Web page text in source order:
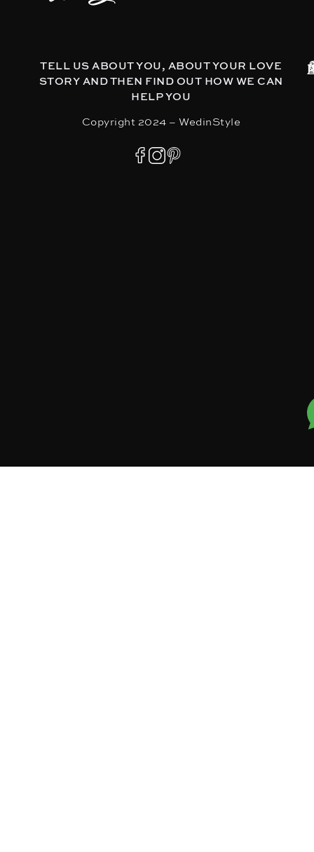
TELL US ABOUT YOU, ABOUT YOUR LOVE
STORY AND THEN FIND OUT HOW WE CAN
HELP YOU
Copyright 2024 – WedinStyle